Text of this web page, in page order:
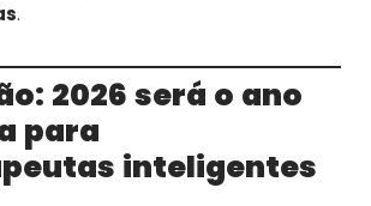
.
2026 será o ano
para
inteligentes